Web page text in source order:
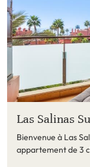
Las Salinas
Bienvenue à Las
appartement de 3